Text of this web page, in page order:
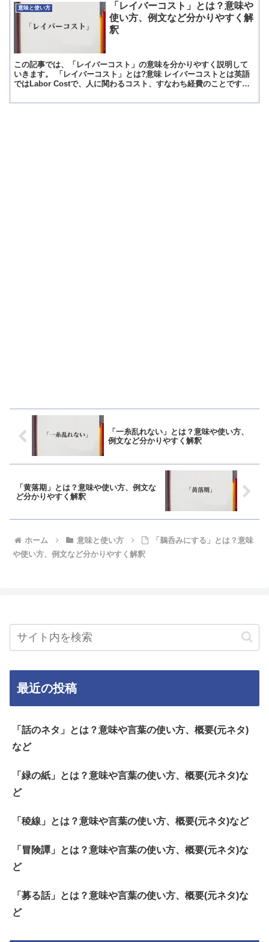
意味と使い方
「レイバーコスト」とは？意味や
使い方、例文など分かりやすく解
釈
この記事では、「レイバーコスト」の意味を分かりやすく説明して
いきます。 「レイバーコスト」とは?意味 レイバーコストとは英語
ではLabor Costで、人に関わるコスト、すなわち経費のことです。
「一糸乱れない」とは？意味や使い方、
例文など分かりやすく解釈
「黄落期」とは？意味や使い方、例文な
ど分かりやすく解釈
ホーム 意味と使い方
「鵜呑みにする」とは？意味
や使い方、例文など分かりやすく解釈
最近の投稿
「話のネタ」とは？意味や言葉の使い方、概要(元ネタ)
など
「緑の紙」とは？意味や言葉の使い方、概要(元ネタ)な
ど
「稜線」とは？意味や言葉の使い方、概要(元ネタ)など
「冒険譚」とは？意味や言葉の使い方、概要(元ネタ)な
ど
「募る話」とは？意味や言葉の使い方、概要(元ネタ)な
ど